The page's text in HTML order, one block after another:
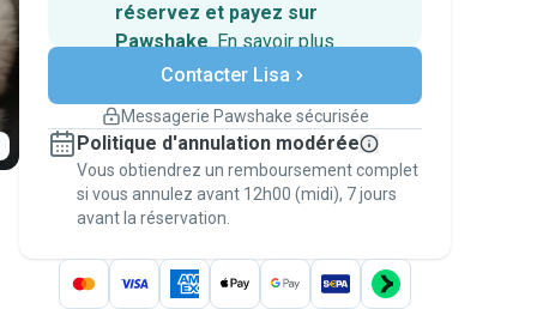
réservez et payez sur
Pawshake. En savoir plus
Paiements sécurisés
Assistance en cas de
Réservations couvertes par
nos garanties
Gardez tout sur Pawshake (du premier
message au paiement) pour bénéficier de la
Garantie Pawshake
Contacter Lisa
Messagerie Pawshake sécurisée
Politique d'annulation modérée
Vous obtiendrez un remboursement complet
si vous annulez avant 12h00 (midi), 7 jours
avant la réservation.